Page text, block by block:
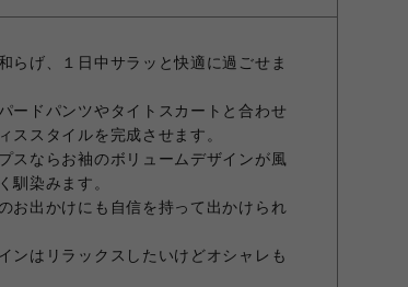
らげ、１日中サラッと快適に過ごせま
ードパンツやタイトスカートと合わせ
ススタイルを完成させます。
スならお袖のボリュームデザインが風
馴染みます。
お出かけにも自信を持って出かけられ
ンはリラックスしたいけどオシャレも